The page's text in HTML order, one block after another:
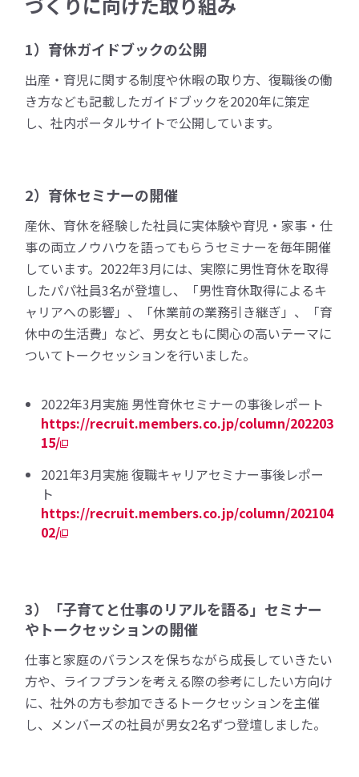
1）育休ガイドブックの公開
出産・育児に関する制度や休暇の取り方、復職後の働
き方なども記載したガイドブックを2020年に策定
し、社内ポータルサイトで公開しています。
2）育休セミナーの開催
産休、育休を経験した社員に実体験や育児・家事・仕
事の両立ノウハウを語ってもらうセミナーを毎年開催
しています。2022年3月には、実際に男性育休を取得
したパパ社員3名が登壇し、「男性育休取得によるキ
ャリアへの影響」、「休業前の業務引き継ぎ」、「育
休中の生活費」など、男女ともに関心の高いテーマに
ついてトークセッションを行いました。
2022年3月実施 男性育休セミナーの事後レポート
https://recruit.members.co.jp/column/202203
15/
2021年3月実施 復職キャリアセミナー事後レポー
ト
https://recruit.members.co.jp/column/202104
02/
3）「子育てと仕事のリアルを語る」セミナー
やトークセッションの開催
仕事と家庭のバランスを保ちながら成長していきたい
方や、ライフプランを考える際の参考にしたい方向け
に、社外の方も参加できるトークセッションを主催
し、メンバーズの社員が男女2名ずつ登壇しました。